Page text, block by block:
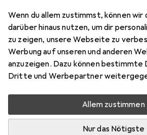
Wenn du allem zustimmst, können
darüber hinaus nutzen, um dir
zu zeigen, unsere Webseite zu
Werbung auf unseren und anderen
anzuzeigen. Dazu können bestimmte
Dritte und Werbepartner
Allem zustimmen
Nur das Nötigste